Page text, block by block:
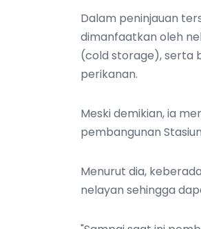
Dalam peninjauan
dimanfaatkan oleh
(cold storage), serta
perikanan.
Meski demikian, ia
pembangunan
Menurut dia,
nelayan sehingga